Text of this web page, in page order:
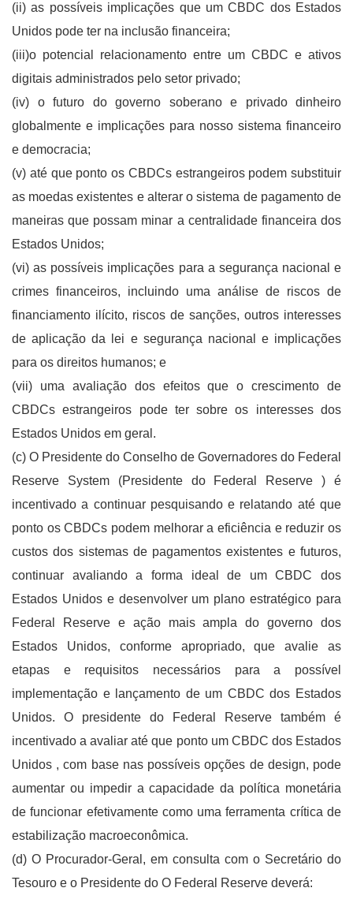
(ii) as possíveis implicações que um CBDC dos Estados
Unidos pode ter na inclusão financeira;
(iii)o potencial relacionamento entre um CBDC e ativos
digitais administrados pelo setor privado;
(iv) o futuro do governo soberano e privado dinheiro
globalmente e implicações para nosso sistema financeiro
e democracia;
(v) até que ponto os CBDCs estrangeiros podem substituir
as moedas existentes e alterar o sistema de pagamento de
maneiras que possam minar a centralidade financeira dos
Estados Unidos;
(vi) as possíveis implicações para a segurança nacional e
crimes financeiros, incluindo uma análise de riscos de
financiamento ilícito, riscos de sanções, outros interesses
de aplicação da lei e segurança nacional e implicações
para os direitos humanos; e
(vii) uma avaliação dos efeitos que o crescimento de
CBDCs estrangeiros pode ter sobre os interesses dos
Estados Unidos em geral.
(c) O Presidente do Conselho de Governadores do Federal
Reserve System (Presidente do Federal Reserve ) é
incentivado a continuar pesquisando e relatando até que
ponto os CBDCs podem melhorar a eficiência e reduzir os
custos dos sistemas de pagamentos existentes e futuros,
continuar avaliando a forma ideal de um CBDC dos
Estados Unidos e desenvolver um plano estratégico para
Federal Reserve e ação mais ampla do governo dos
Estados Unidos, conforme apropriado, que avalie as
etapas e requisitos necessários para a possível
implementação e lançamento de um CBDC dos Estados
Unidos. O presidente do Federal Reserve também é
incentivado a avaliar até que ponto um CBDC dos Estados
Unidos , com base nas possíveis opções de design, pode
aumentar ou impedir a capacidade da política monetária
de funcionar efetivamente como uma ferramenta crítica de
estabilização macroeconômica.
(d) O Procurador-Geral, em consulta com o Secretário do
Tesouro e o Presidente do O Federal Reserve deverá: